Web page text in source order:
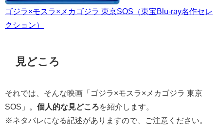
ゴジラ×モスラ×メカゴジラ 東京SOS（東宝Blu-ray名作セレ
クション）
見どころ
それでは、そんな映画「ゴジラ×モスラ×メカゴジラ 東京
SOS」。 個人的な見どころを紹介します。
※ネタバレになる記述がありますので、ご注意ください。